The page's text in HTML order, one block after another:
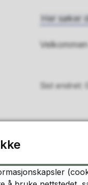
Her søker
Sist endret